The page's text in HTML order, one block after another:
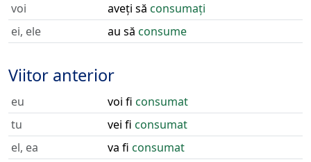
voi
aveți să consumați
ei, ele
au să consume
Viitor anterior
eu voi fi consumat
tu
vei fi consumat
el, ea
va fi consumat